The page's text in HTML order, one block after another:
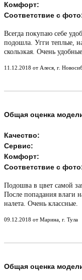
Комфорт:
Соответствие с
Всегда покупаю себе
подошла. Угги теплые,
скользкая. Очень
11.12.2018 от Алеся, г.
Общая оценка
Качество:
Сервис:
Комфорт:
Соответствие с
Подошва в цвет самой
После попадания влаги
налета. Очень классные.
09.12.2018 от Марина, г. Тула
Общая оценка